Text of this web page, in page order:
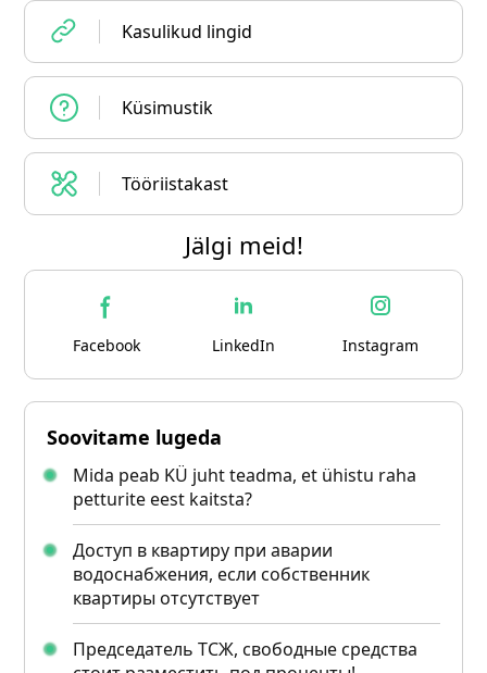
Kasulikud lingid
Küsimustik
Tööriistakast
Jälgi meid!
Facebook LinkedIn Instagram
Soovitame lugeda
Mida peab KÜ juht teadma, et ühistu raha
petturite eest kaitsta?
Доступ в квартиру при аварии
водоснабжения, если собственник
квартиры отсутствует
Председатель ТСЖ, свободные средства